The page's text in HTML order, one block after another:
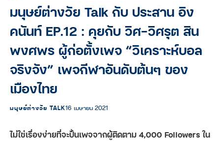
มนุษย์ต่างวัย Talk กับ ประสาน อิง
คนันท์ EP.12 : คุยกับ วิศ-วิศรุต สิน
พงศพร ผู้ก่อตั้งเพจ “วิเคราะห์บอล
จริงจัง” เพจกีฬาอันดับต้นๆ ของ
เมืองไทย
มนุษย์ต่างวัย TALK16 เมษายน 2021
ไม่ใช่เรื่องง่ายที่จะปั้นเพจจากผู้ติดตาม 4,000 Followers ใน